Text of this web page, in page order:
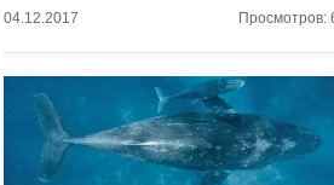
04.12.2017 Просмотров: